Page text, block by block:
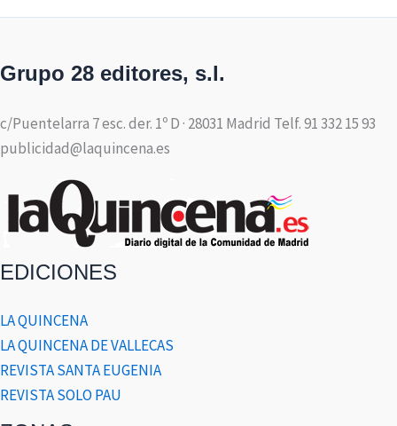
Grupo 28 editores, s.l.
c/Puentelarra 7 esc. der. 1º D · 28031 Madrid Telf. 91 332 15 93
publicidad@laquincena.es
EDICIONES
LA QUINCENA
LA QUINCENA DE VALLECAS
REVISTA SANTA EUGENIA
REVISTA SOLO PAU